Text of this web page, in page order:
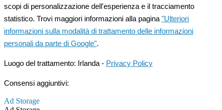
scopi di personalizzazione dell'esperienza e il tracciamento
statistico. Trovi maggiori informazioni alla pagina"Ulteriori
informazioni sulla modalità di trattamento delle informazioni
personali da parte di Google".
Luogo del trattamento: Irlanda - Privacy Policy
Consensi aggiuntivi:
Ad Storage